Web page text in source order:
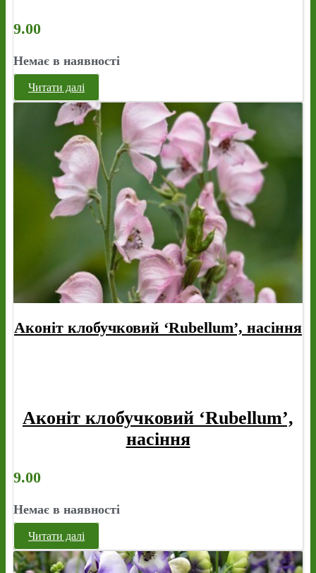
9.00
Немає в наявності
Читати далі
Аконіт клобучковий ‘Rubellum’, насіння
Аконіт клобучковий ‘Rubellum’,
насіння
9.00
Немає в наявності
Читати далі